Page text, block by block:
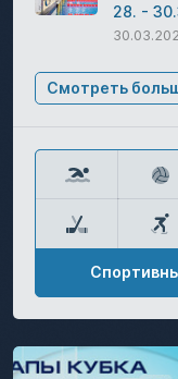
28. -
Смотреть